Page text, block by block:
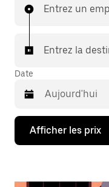
Entrez un
Entrez la
Date
Appuyez
la
Afficher les prix